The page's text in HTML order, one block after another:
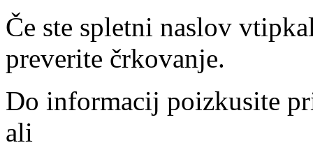
Če ste spletni naslov
preverite črkovanje.
Do informacij poizkusite
ali